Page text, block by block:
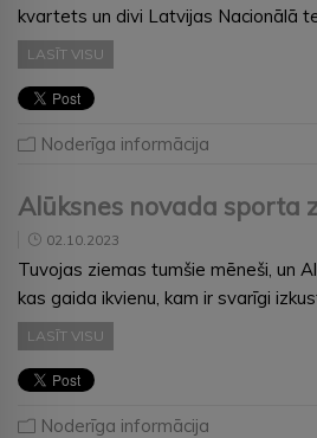
kvartets un divi Latvijas Nacionālā
LASĪT VISU
Noderīga informācija
Alūksnes novada sporta
02.10.2023
Tuvojas ziemas tumšie mēneši, un
kas gaida ikvienu, kam ir svarīgi
LASĪT VISU
Noderīga informācija